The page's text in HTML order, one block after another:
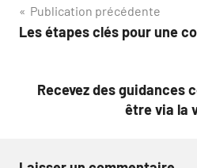
Navigation
de
Publication précédente
Les étapes clés pour une
Recevez des guidances
être via la